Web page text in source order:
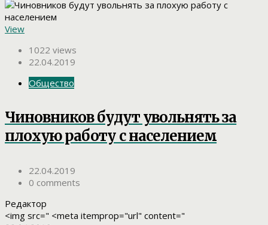
View
1022 views
22.04.2019
Общество
Чиновников будут увольнять за
плохую работу с населением
22.04.2019
0 comments
Редактор
<img src=" <meta itemprop="url" content="